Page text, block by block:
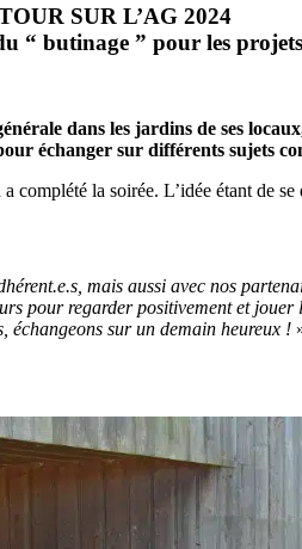
SUR L’AG 2024
“ butinage ” pour les
dans les jardins de ses
échanger sur différents sujets
complété la soirée. L’idée étant de
mais aussi avec nos
pour regarder positivement et
échangeons sur un demain heureux !